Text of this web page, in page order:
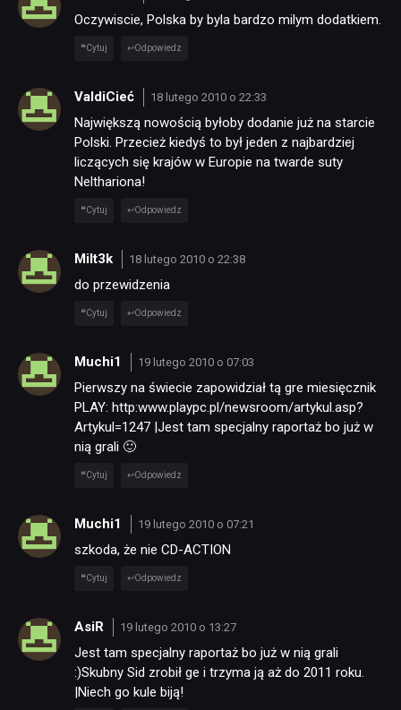
Oczywiscie, Polska by byla bardzo milym dodatkiem.
Cytuj Odpowiedz
ValdiCieć 18 lutego 2010 o 22:33
Największą nowością byłoby dodanie już na starcie
Polski. Przecież kiedyś to był jeden z najbardziej
liczących się krajów w Europie na twarde suty
Nelthariona!
Cytuj Odpowiedz
Milt3k 18 lutego 2010 o 22:38
do przewidzenia
Cytuj Odpowiedz
Muchi1 19 lutego 2010 o 07:03
Pierwszy na świecie zapowidział tą gre miesięcznik
PLAY: http:www.playpc.pl/newsroom/artykul.asp?
Artykul=1247 |Jest tam specjalny raportaż bo już w
nią grali 🙂
Cytuj Odpowiedz
Muchi1 19 lutego 2010 o 07:21
szkoda, że nie CD-ACTION
Cytuj Odpowiedz
AsiR 19 lutego 2010 o 13:27
Jest tam specjalny raportaż bo już w nią grali
:)Skubny Sid zrobił ge i trzyma ją aż do 2011 roku.
|Niech go kule biją!